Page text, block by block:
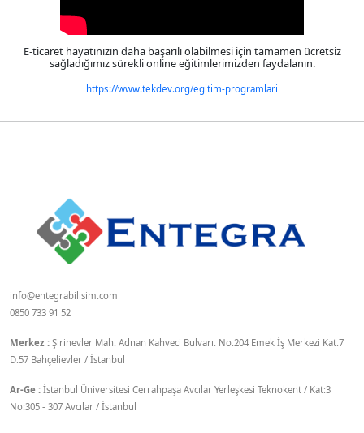
E-ticaret hayatınızın daha başarılı olabilmesi için tamamen ücretsiz
sağladığımız sürekli online eğitimlerimizden faydalanın.
https://www.tekdev.org/egitim-programlari
info@entegrabilisim.com
0850 733 91 52
Merkez : Şirinevler Mah. Adnan Kahveci Bulvarı. No.204 Emek İş Merkezi Kat.7
D.57 Bahçelievler / İstanbul
Ar-Ge : İstanbul Üniversitesi Cerrahpaşa Avcılar Yerleşkesi Teknokent / Kat:3
No:305 - 307 Avcılar / İstanbul